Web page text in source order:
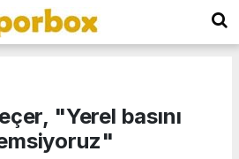
"Yerel basını